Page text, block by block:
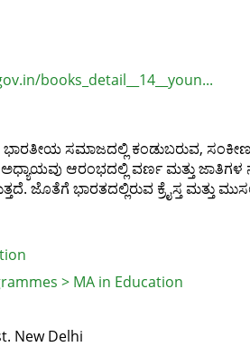
books_detail__14__youn...
ಸಮಾಜದಲ್ಲಿ ಕಂಡುಬರುವ,
ಆರಂಭದಲ್ಲಿ ವರ್ಣ ಮತ್ತು
ಜೊತೆಗೆ ಭಾರತದಲ್ಲಿರುವ ಕ್ರೈಸ್ತ ಮತ್ತು
> MA in Education
New Delhi